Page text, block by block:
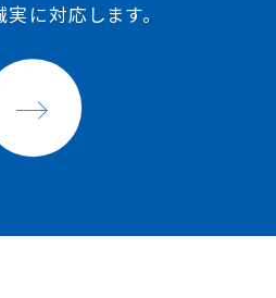
に対応します。